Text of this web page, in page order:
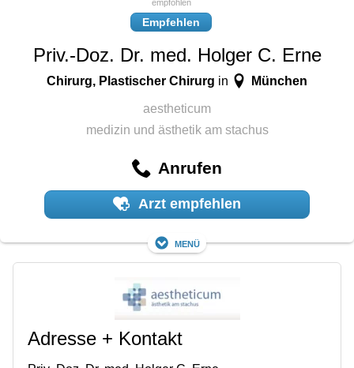
Empfehlen
Priv.-Doz. Dr. med. Holger C. Erne
Chirurg, Plastischer Chirurg in München
aestheticum
medizin und ästhetik am stachus
Anrufen
Arzt empfehlen
Menü
Adresse + Kontakt